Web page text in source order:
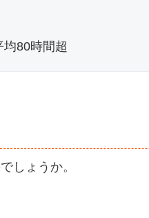
80時間超
しょうか。